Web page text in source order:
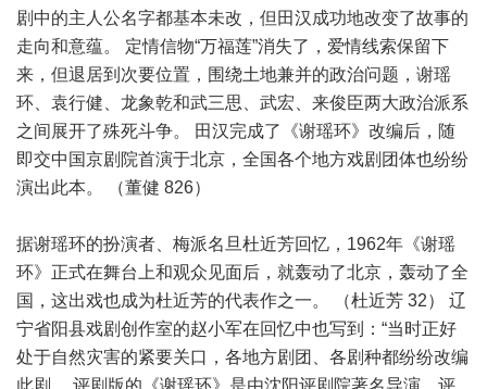
剧中的主人公名字都基本未改，但田汉成功地改变了故事的
走向和意蕴。 定情信物“万福莲”消失了，爱情线索保留下
来，但退居到次要位置，围绕土地兼并的政治问题，谢瑶
环、袁行健、龙象乾和武三思、武宏、来俊臣两大政治派系
之间展开了殊死斗争。 田汉完成了《谢瑶环》改编后，随
即交中国京剧院首演于北京，全国各个地方戏剧团体也纷纷
演出此本。 （董健 826）
据谢瑶环的扮演者、梅派名旦杜近芳回忆，1962年《谢瑶
环》正式在舞台上和观众见面后，就轰动了北京，轰动了全
国，这出戏也成为杜近芳的代表作之一。 （杜近芳 32） 辽
宁省阳县戏剧创作室的赵小军在回忆中也写到：“当时正好
处于自然灾害的紧要关口，各地方剧团、各剧种都纷纷改编
此剧。 评剧版的《谢瑶环》是由沈阳评剧院著名导演、评